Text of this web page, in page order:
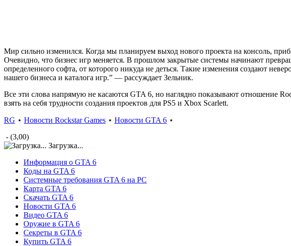
Мир сильно изменился. Когда мы планируем выход нового проекта на консоль,
Очевидно, что бизнес игр меняется. В прошлом закрытые системы начинают
определенного софта, от которого никуда не деться. Такие изменения создают
нашего бизнеса и каталога игр.” — рассуждает Зельник.
Все эти слова напрямую не касаются GTA 6, но наглядно показывают отношение
взять на себя трудности создания проектов для PS5 и Xbox Scarlett.
RG ⋆ Новости Rockstar Games ⋆ Новости GTA 6 ⋆
- (3,00)
Загрузка...
Информация о GTA 6
Коды на GTA 6
Системные требования GTA 6 на PC
Карта GTA 6
Скачать GTA 6
Новости GTA 6
Видео GTA 6
Оружие в GTA 6
Секреты в GTA 6
Купить GTA 6